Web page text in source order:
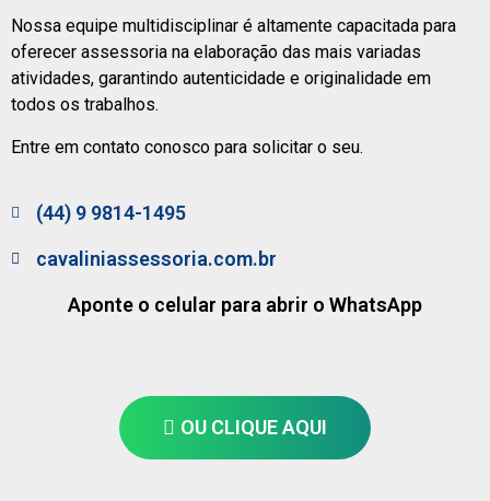
Nossa equipe multidisciplinar é altamente capacitada para
oferecer assessoria na elaboração das mais variadas
atividades, garantindo autenticidade e originalidade em
todos os trabalhos.
Entre em contato conosco para solicitar o seu.
(44) 9 9814-1495
cavaliniassessoria.com.br
Aponte o celular para abrir o WhatsApp
OU CLIQUE AQUI